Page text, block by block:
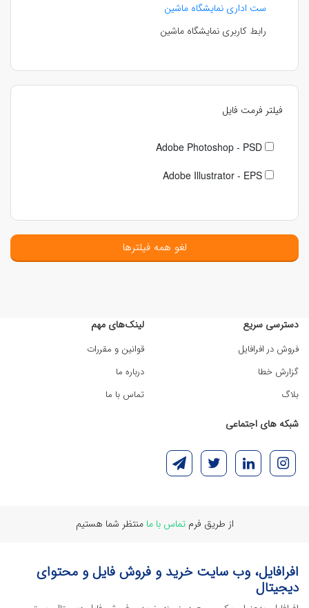
ست اداری نمایشگاه ماشین
رابط کاربری نمایشگاه ماشین
فیلتر فرمت فایل
Adobe Photoshop - PSD
Adobe Illustrator - EPS
لغو همه فیلترها
دسترسی سریع
فروش در افرافایل
گزارش خطا
بلاگ
لینک‌های مهم
قوانین و مقررات
درباره ما
تماس با ما
شبکه های اجتماعی
از طریق فرمتماس با ما منتظر شما هستیم
افرافایل، وب سایت خرید و فروش فایل و محتوای
دیجیتال